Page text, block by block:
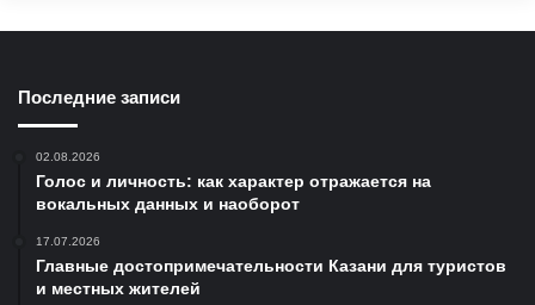
Последние записи
02.08.2026
Голос и личность: как характер отражается на
вокальных данных и наоборот
17.07.2026
Главные достопримечательности Казани для туристов
и местных жителей